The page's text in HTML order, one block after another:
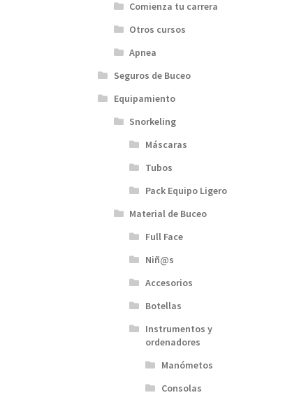
Comienza tu carrera
Otros cursos
Apnea
Seguros de Buceo
Equipamiento
Snorkeling
Máscaras
Tubos
Pack Equipo Ligero
Material de Buceo
Full Face
Niñ@s
Accesorios
Botellas
Instrumentos y
ordenadores
Manómetos
Consolas